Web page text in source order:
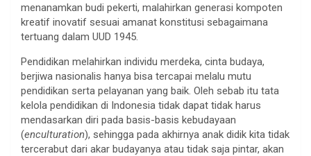
menanamkan budi pekerti, malahirkan generasi kompoten
kreatif inovatif sesuai amanat konstitusi sebagaimana
tertuang dalam UUD 1945.
Pendidikan melahirkan individu merdeka, cinta budaya,
berjiwa nasionalis hanya bisa tercapai melalu mutu
pendidikan serta pelayanan yang baik. Oleh sebab itu tata
kelola pendidikan di Indonesia tidak dapat tidak harus
mendasarkan diri pada basis-basis kebudayaan
(enculturation), sehingga pada akhirnya anak didik kita tidak
tercerabut dari akar budayanya atau tidak saja pintar, akan